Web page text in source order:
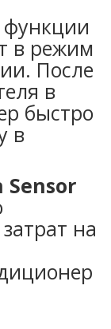
в режим
После
в
быстро
в
Sensor
на